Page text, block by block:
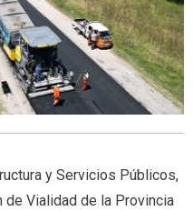
y Servicios Públicos,
de Vialidad de la Provincia